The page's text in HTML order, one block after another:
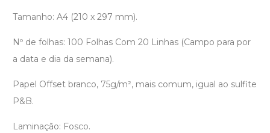
Tamanho: A4 (210 x 297 mm).
Nº de folhas: 100 Folhas Com 20 Linhas (Campo para por
a data e dia da semana).
Papel Offset branco, 75g/m², mais comum, igual ao sulfite
P&B.
Laminação: Fosco.